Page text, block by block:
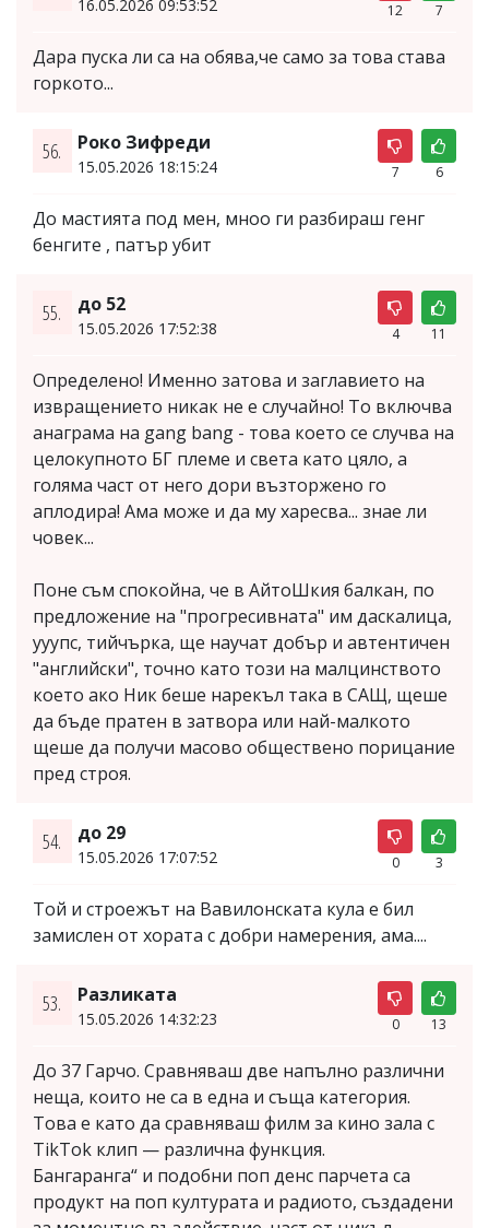
16.05.2026 09:53:52 12 7
Дара пуска ли са на обява,че само за това става
горкото...
56. Роко Зифреди
15.05.2026 18:15:24 7 6
До мастията под мен, мноо ги разбираш генг
бенгите , патър убит
55. до 52
15.05.2026 17:52:38 4 11
Определено! Именно затова и заглавието на
извращението никак не е случайно! То включва
анаграма на gang bang - това което се случва на
целокупното БГ племе и света като цяло, а
голяма част от него дори възторжено го
аплодира! Ама може и да му харесва... знае ли
човек...
Поне съм спокойна, че в АйтоШкия балкан, по
предложение на "прогресивната" им даскалица,
ууупс, тийчърка, ще научат добър и автентичен
"английски", точно като този на малцинството
което ако Ник беше нарекъл така в САЩ, щеше
да бъде пратен в затвора или най-малкото
щеше да получи масово обществено порицание
пред строя.
54. до 29
15.05.2026 17:07:52 0 3
Той и строежът на Вавилонската кула е бил
замислен от хората с добри намерения, ама....
53. Разликата
15.05.2026 14:32:23 0 13
До 37 Гарчо. Сравняваш две напълно различни
неща, които не са в една и съща категория.
Това е като да сравняваш филм за кино зала с
TikTok клип — различна функция.
Бангаранга“ и подобни поп денс парчета са
продукт на поп културата и радиото, създадени